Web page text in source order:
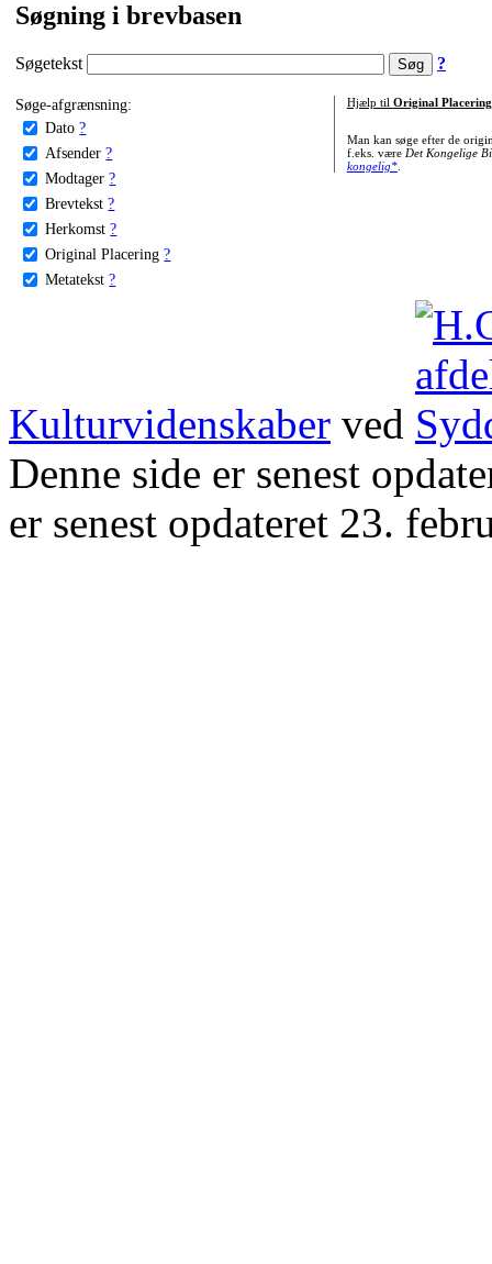
Søgning i brevbasen
Søgetekst ?
Søge-afgrænsning:
Dato ?
Afsender ?
Modtager ?
Brevtekst ?
Herkomst ?
Original Placering ?
Metatekst ?
Hjælp til Original Placering
Man kan søge efter de
f.eks. være Det Kongelige
kongelig*.
Kulturvidenskaber ved
Denne side er senest
er senest opdateret 23.